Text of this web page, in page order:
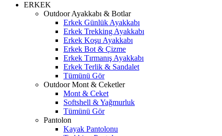
ERKEK
Outdoor Ayakkabı & Botlar
Erkek Günlük Ayakkabı
Erkek Trekking Ayakkabı
Erkek Koşu Ayakkabı
Erkek Bot & Çizme
Erkek Tırmanış Ayakkabı
Erkek Terlik & Sandalet
Tümünü Gör
Outdoor Mont & Ceketler
Mont & Ceket
Softshell & Yağmurluk
Tümünü Gör
Pantolon
Kayak Pantolonu